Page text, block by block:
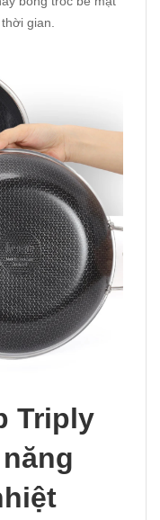
gian.
Triply